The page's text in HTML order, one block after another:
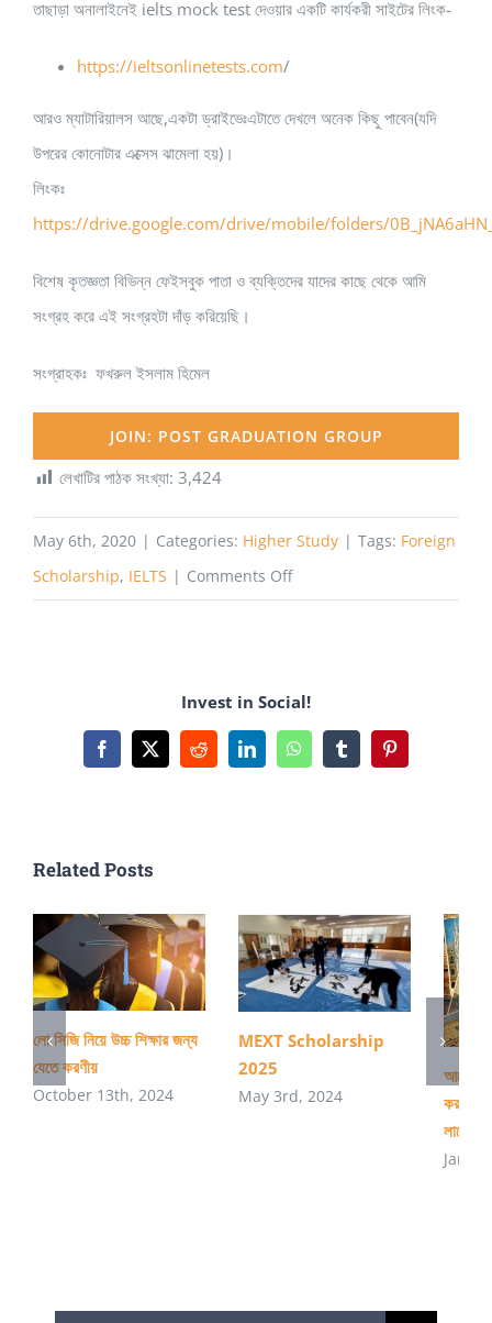
তাছাড়া অনালাইনেই ielts mock test দেওয়ার একটি কার্যকরী সাইটের লিংক-
https://ieltsonlinetests.com/
আরও ম্যাটারিয়ালস আছে,একটা ড্রাইভেঃএটাতে দেখলে অনেক কিছু পাবেন(যদি
উপরের কোনোটার এক্সেস ঝামেলা হয়)।
লিংকঃ
https://drive.google.com/drive/mobile/folders/
বিশেষ কৃতজ্ঞতা বিভিন্ন ফেইসবুক পাতা ও ব্যক্তিদের যাদের কাছে থেকে আমি
সংগ্রহ করে এই সংগ্রহটা দাঁড় করিয়েছি।
সংগ্রাহকঃ ফখরুল ইসলাম হিমেল
JOIN: POST GRADUATION GROUP
লেখাটির পাঠক সংখ্যা: 3,424
May 6th, 2020 | Categories: Higher Study | Tags: Foreign
Scholarship, IELTS | Comments Offon
Invest in Social!
Facebook
X RedditLinkedInWhatsAppTumblrPinterest
Related Posts
লো সিজি নিয়ে উচ্চ শিক্ষার জন্য
যেতে করণীয়
October 13th, 2024
MEXT Scholarship
2025
May 3rd, 2024
করার
লাগে?